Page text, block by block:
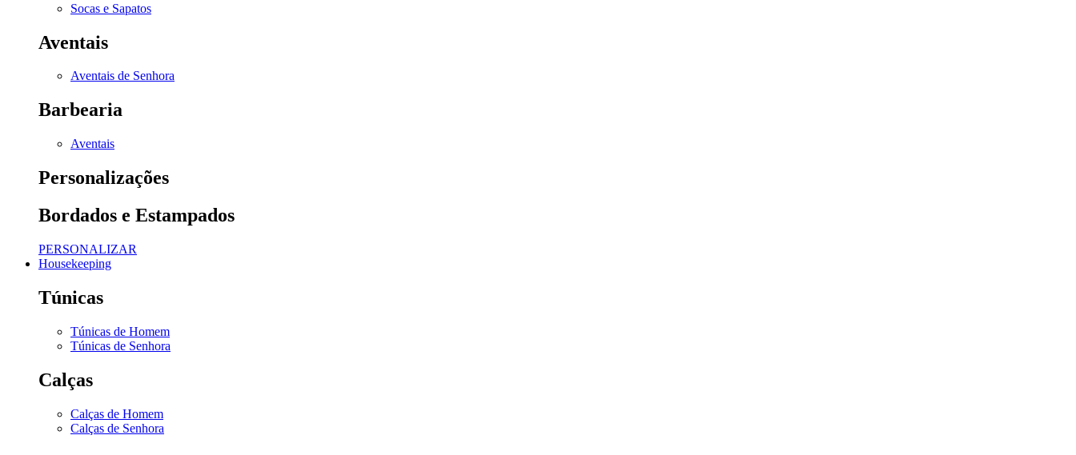
Socas e Sapatos
Aventais
Aventais de Senhora
Barbearia
Aventais
Personalizações
Bordados e Estampados
PERSONALIZAR
Housekeeping
Túnicas
Túnicas de Homem
Túnicas de Senhora
Calças
Calças de Homem
Calças de Senhora